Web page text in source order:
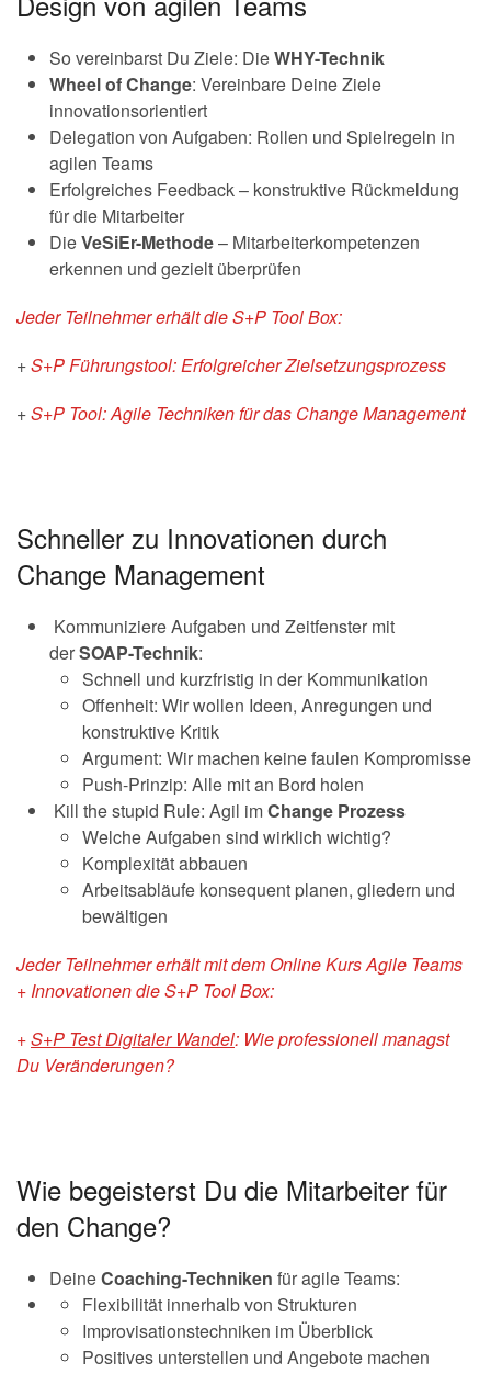
So vereinbarst Du Ziele: DieWHY-Technik
Wheel of Change: Vereinbare Deine Ziele
innovationsorientiert
Delegation von Aufgaben: Rollen und Spielregeln in
agilen Teams
Erfolgreiches Feedback – konstruktive Rückmeldung
für die Mitarbeiter
DieVeSiEr-Methode– Mitarbeiterkompetenzen
erkennen und gezielt überprüfen
Jeder Teilnehmer erhält die S+P Tool Box:
+S+P Führungstool: Erfolgreicher Zielsetzungsprozess
+S+P Tool: Agile Techniken für das Change Management
Schneller zu Innovationen durch
Change Management
Kommuniziere Aufgaben und Zeitfenster mit
derSOAP-Technik:
Schnell und kurzfristig in der Kommunikation
Offenheit: Wir wollen Ideen, Anregungen und
konstruktive Kritik
Argument: Wir machen keine faulen Kompromisse
Push-Prinzip: Alle mit an Bord holen
Kill the stupid Rule: Agil imChange Prozess
Welche Aufgaben sind wirklich wichtig?
Komplexität abbauen
Arbeitsabläufe konsequent planen, gliedern und
bewältigen
Jeder Teilnehmer erhält mit dem Online Kurs Agile Teams
+ Innovationen die S+P Tool Box:
+S+P Test Digitaler Wandel: Wie professionell managst
Du Veränderungen?
Wie begeisterst Du die Mitarbeiter für
den Change?
DeineCoaching-Techniken für agile Teams:
Flexibilität innerhalb von Strukturen
Improvisationstechniken im Überblick
Positives unterstellen und Angebote machen